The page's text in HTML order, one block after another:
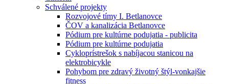
Schválené projekty
Rozvojové tímy I. Betlanovce
ČOV a kanalizácia Betlanovce
Pódium pre kultúrne podujatia - publicita
Pódium pre kultúrne podujatia
Cykloprístrešok s nabíjacou stanicou na
elektrobicykle
Pohybom pre zdravý životný štýl-vonkajšie
fitness